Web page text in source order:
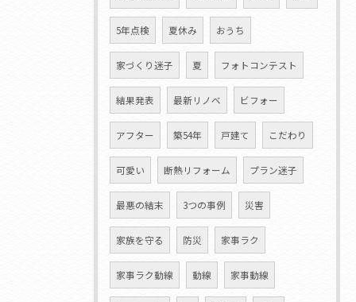
5年点検 夏休み おうち
家づくり迷子 夏 フォトコンテスト
結果発表 最新リノベ ビフォー
アフター 築54年 戸建て こだわり
可愛い 断熱リフォーム プラン迷子
最悪の結末 3つの事例 災害
家族を守る 防災 家事ラク
家事ラク動線 動線 家事動線